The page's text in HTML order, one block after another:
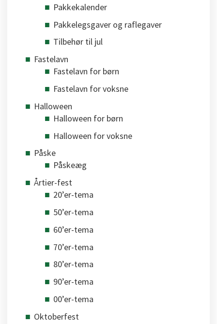
Pakkekalender
Pakkelegsgaver og raflegaver
Tilbehør til jul
Fastelavn
Fastelavn for børn
Fastelavn for voksne
Halloween
Halloween for børn
Halloween for voksne
Påske
Påskeæg
Årtier-fest
20’er-tema
50’er-tema
60’er-tema
70’er-tema
80’er-tema
90’er-tema
00’er-tema
Oktoberfest